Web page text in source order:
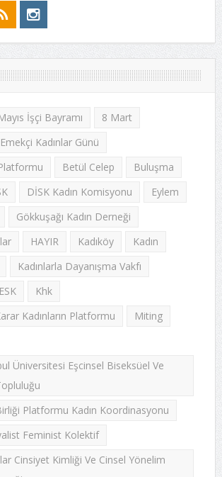
İşçi Bayramı
8 Mart
Kadınlar Günü
Betül Celep
Buluşma
DİSK Kadın Komisyonu
Eylem
Gökkuşağı Kadın Derneği
HAYIR Kadıköy
Kadın
Kadınlarla Dayanışma Vakfı
Khk
Kadınların Platformu
Miting
Üniversitesi Eşcinsel Biseksüel Ve
Platformu Kadın Koordinasyonu
Feminist Kolektif
Cinsiyet Kimliği Ve Cinsel Yönelim